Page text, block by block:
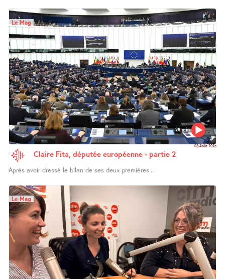
28 min
Le Mag
03 Août 2026
Claire Fita, députée européenne - partie 2
Après avoir dressé le bilan de ses deux premières...
Le Mag